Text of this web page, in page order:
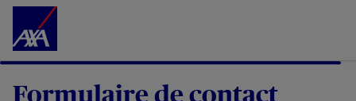
Accéder au Contenu
Formulaire de contact